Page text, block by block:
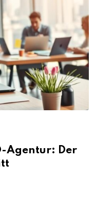
Agentur: Der